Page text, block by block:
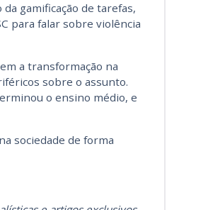
gamificação de tarefas,
para falar sobre violência
a transformação na
sobre o assunto.
o ensino médio, e
sociedade de forma